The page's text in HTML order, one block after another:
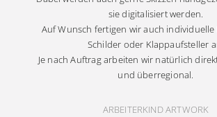
sie digitalisiert werden.
Auf Wunsch fertigen wir auch individuelle
Schilder oder Klappaufsteller
Je nach Auftrag arbeiten wir natürlich
und überregional.
ARBEITERKIND ARTWORK